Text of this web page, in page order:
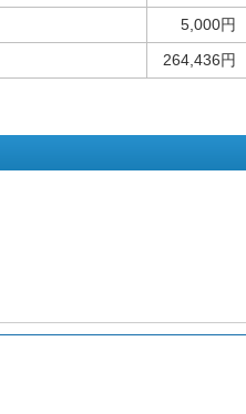
5,000円
264,436円